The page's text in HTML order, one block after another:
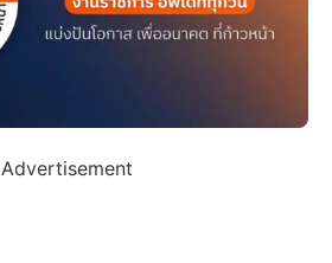
Advertisement